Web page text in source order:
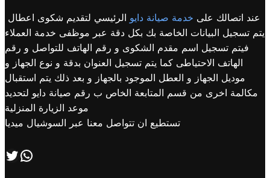
عند اتصالك على خدمة صيانة دايو الرئيسي لتقديم شكوى اعطال
يتم تسجيل البيانات الخاصة بك بكل دقة عبر موظفى خدمة العملاء
فيتم تسجيل اسم مقدم الشكوى و رقم الهاتف للتواصل و رقم
الهاتف الاحتياطى كما يتم تسجيل العنوان بدقة و نوع الجهاز و
موديل الجهاز و العطل الموجود بالجهاز و بعد ذلك يتم استقبال
مكالمة اخرى من قسم المتابعة الخاص ب رقم صيانة دايو لتحديد
موعد الزيارة المنزلية
تستطيع ان تتواصل معنا عبر السوشيال ميديا
تابعنا علي صفحة التويتر اتصل بنا علي طريق الوتساب